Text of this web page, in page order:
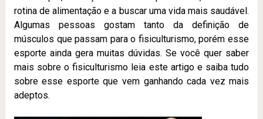
rotina de alimentação e a buscar uma vida mais saudável.
Algumas pessoas gostam tanto da definição de
músculos que passam para o fisiculturismo, porém esse
esporte ainda gera muitas dúvidas. Se você quer saber
mais sobre o fisiculturismo leia este artigo e saiba tudo
sobre esse esporte que vem ganhando cada vez mais
adeptos.